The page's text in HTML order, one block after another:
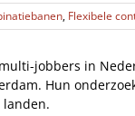
, Flexibele
jobbers in
Hun